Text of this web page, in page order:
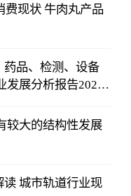
费现状 牛肉丸产品
品、检测、设备
发展分析报告2023_
较大的结构性发展
城市轨道行业现